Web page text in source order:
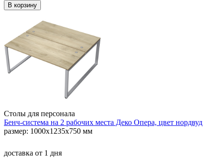
В корзину
Столы для персонала
Бенч-система на 2 рабочих места Деко Опера, цвет нордвуд
размер: 1000х1235х750 мм
доставка от 1 дня